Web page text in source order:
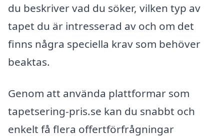
du beskriver vad du söker, vilken typ av
tapet du är intresserad av och om det
finns några speciella krav som behöver
beaktas.
Genom att använda plattformar som
tapetsering-pris.se kan du snabbt och
enkelt få flera offertförfrågningar